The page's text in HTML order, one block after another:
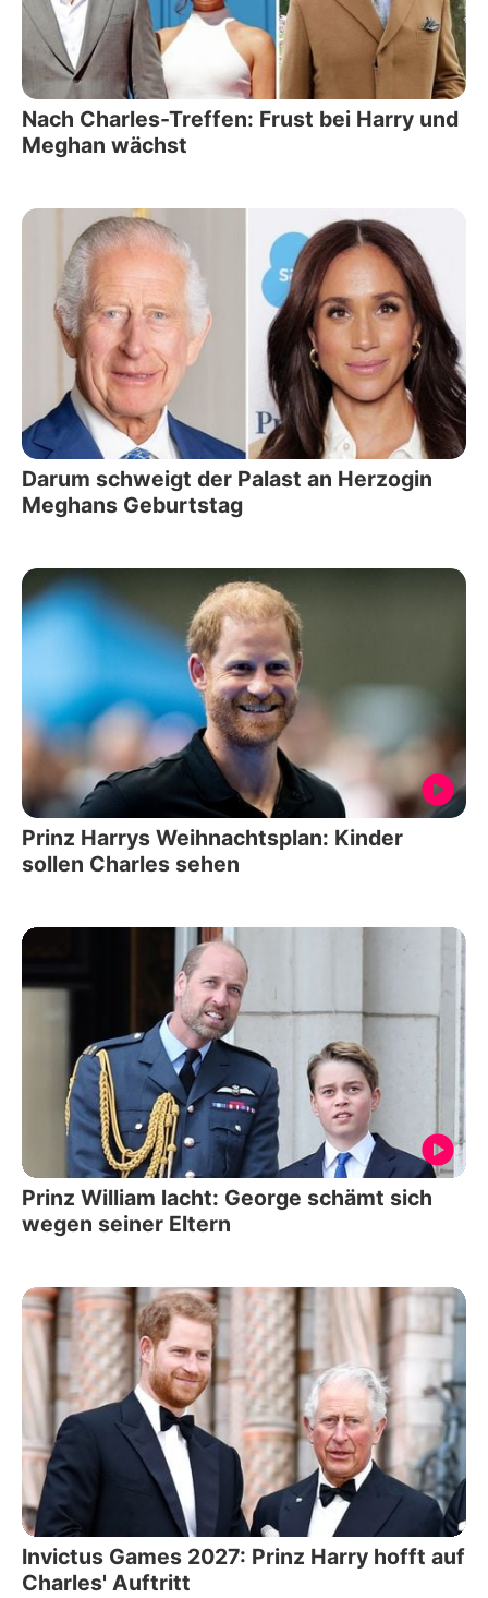
Nach Charles-Treffen: Frust bei Harry und
Meghan wächst
Darum schweigt der Palast an Herzogin
Meghans Geburtstag
Prinz Harrys Weihnachtsplan: Kinder
sollen Charles sehen
Prinz William lacht: George schämt sich
wegen seiner Eltern
Invictus Games 2027: Prinz Harry hofft auf
Charles' Auftritt